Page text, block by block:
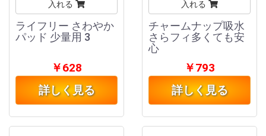
入れる
ライフリー さわやか
パッド 少量用 3
￥628
詳しく見る
入れる
チャームナップ吸水
さらフィ多くても安
心
￥793
詳しく見る